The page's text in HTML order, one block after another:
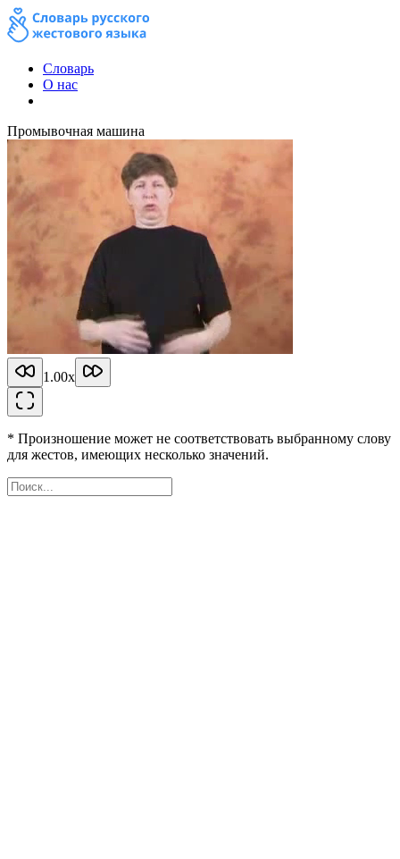
Словарь
О нас
Промывочная машина
1.00x
* Произношение может не соответствовать выбранному слову
для жестов, имеющих несколько значений.